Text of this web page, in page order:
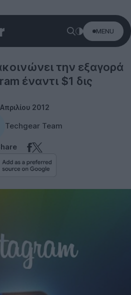
MENU
networks
την εξαγορά
έναντι $1 δις
2012
Techgear Team